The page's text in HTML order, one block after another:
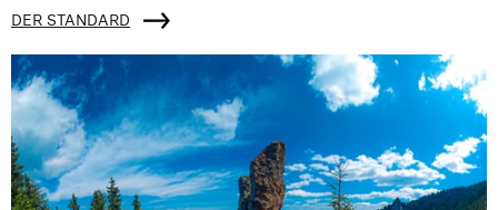
DER STANDARD